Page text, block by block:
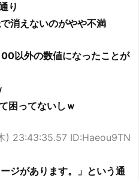
り
消えないのがやや不満
以外の数値になったことが
困ってないしｗ
) 23:43:35.57 ID:Haeou9TN
ジがあります。」という通